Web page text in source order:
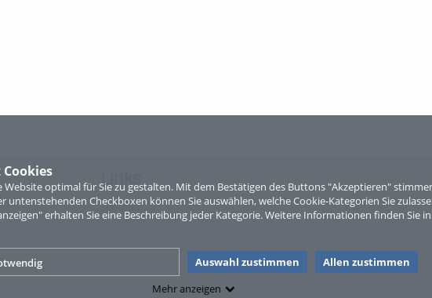
optimal für Sie zu gestalten. Mit dem Bestätigen des Buttons "Akzeptieren"
untenstehenden Checkboxen können Sie auswählen, welche Cookie-Kategorien Sie
erhalten Sie eine Beschreibung jeder Kategorie. Weitere Informationen finden Sie
Auswahl zustimmen
Allen zustimmen
Mehr anzeigen
Links
Sitemap